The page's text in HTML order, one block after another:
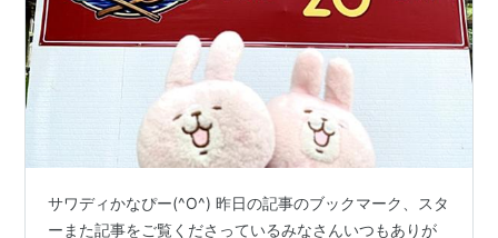
サワディかなぴー(^O^) 昨日の記事のブックマーク、スタ
ーまた記事をご覧くださっているみなさんいつもありが